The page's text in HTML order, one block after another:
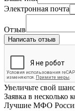
Электронная почта
Отзыв
Написать отзыв
Увеличьте свой
Заявка в несколько
Лучшие МФО